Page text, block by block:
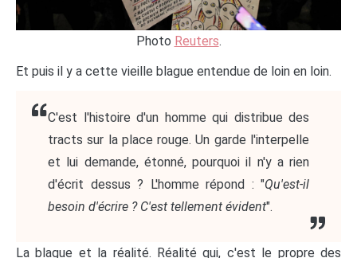
Photo Reuters.
Et puis il y a cette vieille blague entendue de loin en loin.
C'est l'histoire d'un homme qui distribue des
tracts sur la place rouge. Un garde l'interpelle
et lui demande, étonné, pourquoi il n'y a rien
d'écrit dessus ? L'homme répond : "Qu'est-il
besoin d'écrire ? C'est tellement évident".
La blague et la réalité. Réalité qui, c'est le propre des